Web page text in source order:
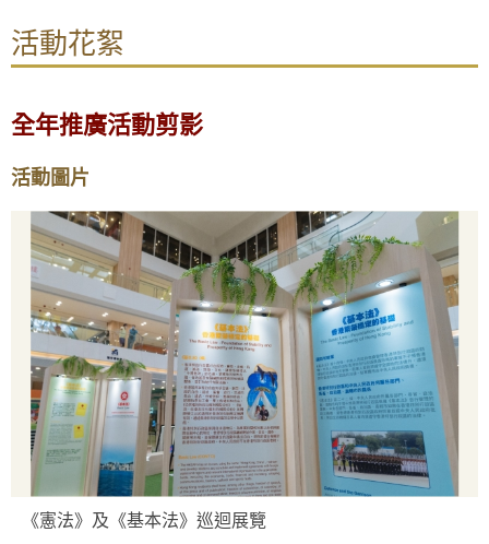
活動花絮
全年推廣活動剪影
活動圖片
《憲法》及《基本法》巡迴展覽